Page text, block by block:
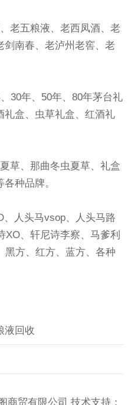
五粮液、老西凤酒、老
剑南春、老泸州老窖、老
年、50年、80年茅台礼
礼盒、虫草礼盒、红酒礼
、那曲冬虫夏草、礼盒
种品牌。
人头马vsop、人头马路
XO、轩尼诗李察、马爹利
黑方、红方、蓝方、各种
液回收
商贸有限公司 技术支持：